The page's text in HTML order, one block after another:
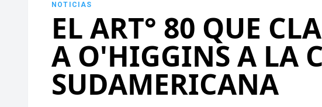
NOTICIAS
EL ART° 80 QUE
A O'HIGGINS A LA
SUDAMERICANA